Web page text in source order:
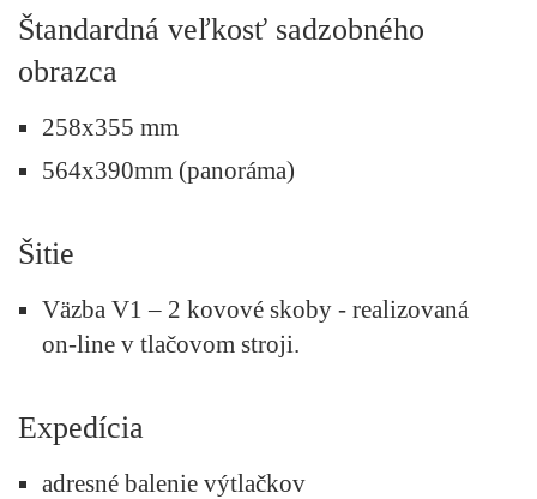
Štandardná veľkosť sadzobného
obrazca
258x355 mm
564x390mm (panoráma)
Šitie
Väzba V1 – 2 kovové skoby - realizovaná
on-line v tlačovom stroji.
Expedícia
adresné balenie výtlačkov